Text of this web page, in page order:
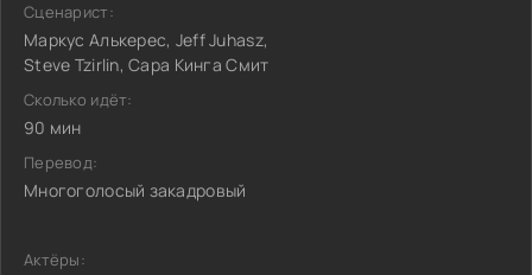
Сценарист:
Маркус Алькерес, Jeff Juhasz,
Steve Tzirlin, Сара Кинга Смит
Сколько идёт:
90 мин
Перевод:
Многоголосый закадровый
Актёры: